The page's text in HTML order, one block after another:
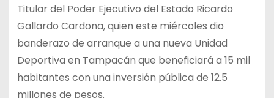
Titular del Poder Ejecutivo del Estado Ricardo
Gallardo Cardona, quien este miércoles dio
banderazo de arranque a una nueva Unidad
Deportiva en Tampacán que beneficiará a 15 mil
habitantes con una inversión pública de 12.5
millones de pesos.